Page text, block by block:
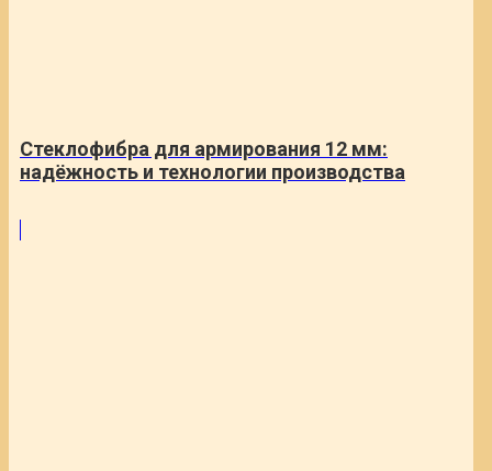
Стеклофибра для армирования 12 мм:
надёжность и технологии производства